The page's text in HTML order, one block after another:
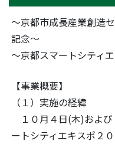
～京都市成長産業創造
記念～
～京都スマートシティ
【事業概要】
（１）実施の経緯
１０月４日(木)およ
ートシティエキスポ２